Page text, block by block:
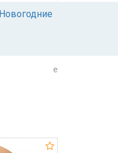
Новогодние
e